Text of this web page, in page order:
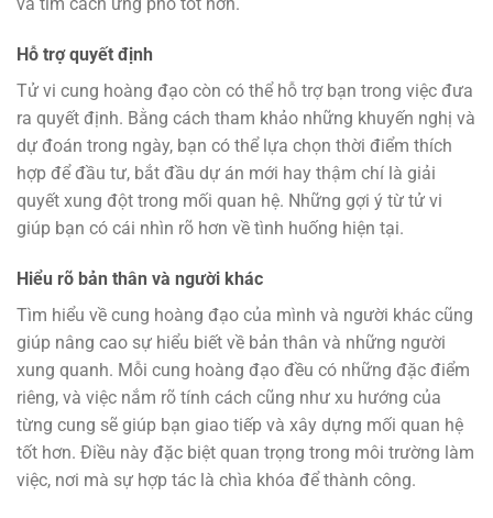
và tìm cách ứng phó tốt hơn.
Hỗ trợ quyết định
Tử vi cung hoàng đạo còn có thể hỗ trợ bạn trong việc đưa
ra quyết định. Bằng cách tham khảo những khuyến nghị và
dự đoán trong ngày, bạn có thể lựa chọn thời điểm thích
hợp để đầu tư, bắt đầu dự án mới hay thậm chí là giải
quyết xung đột trong mối quan hệ. Những gợi ý từ tử vi
giúp bạn có cái nhìn rõ hơn về tình huống hiện tại.
Hiểu rõ bản thân và người khác
Tìm hiểu về cung hoàng đạo của mình và người khác cũng
giúp nâng cao sự hiểu biết về bản thân và những người
xung quanh. Mỗi cung hoàng đạo đều có những đặc điểm
riêng, và việc nắm rõ tính cách cũng như xu hướng của
từng cung sẽ giúp bạn giao tiếp và xây dựng mối quan hệ
tốt hơn. Điều này đặc biệt quan trọng trong môi trường làm
việc, nơi mà sự hợp tác là chìa khóa để thành công.